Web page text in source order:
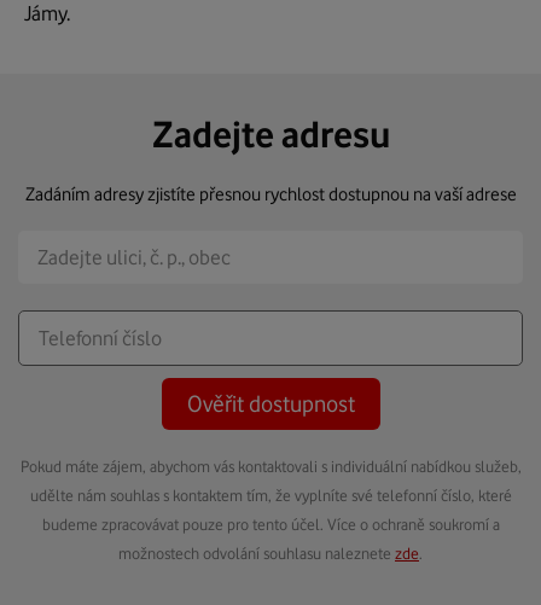
Jámy.
Zadejte adresu
Zadáním adresy zjistíte přesnou rychlost dostupnou na vaší adrese
Ověřit dostupnost
Pokud máte zájem, abychom vás kontaktovali s individuální nabídkou služeb,
udělte nám souhlas s kontaktem tím, že vyplníte své telefonní číslo, které
budeme zpracovávat pouze pro tento účel. Více o ochraně soukromí a
možnostech odvolání souhlasu naleznete zde